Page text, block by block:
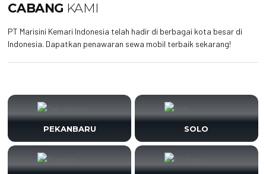
CABANG KAMI
PT Marisini Kemari Indonesia telah hadir di berbagai kota besar di
Indonesia. Dapatkan penawaran sewa mobil terbaik sekarang!
PEKANBARU SOLO